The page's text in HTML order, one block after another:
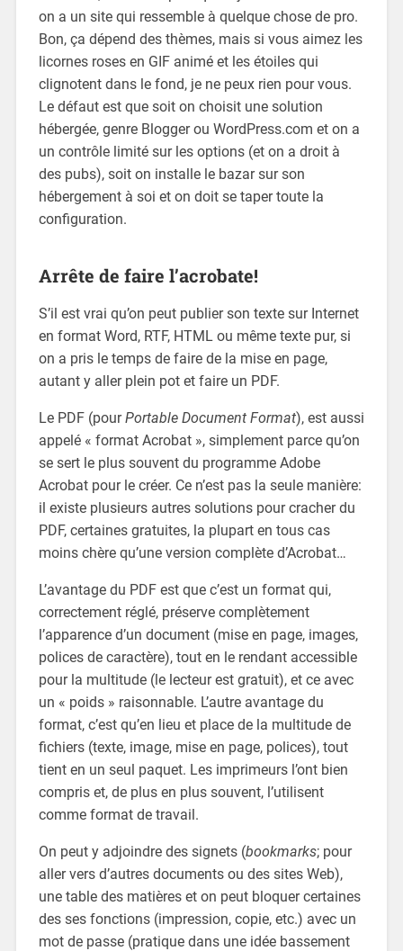
on a un site qui ressemble à quelque chose de pro.
Bon, ça dépend des thèmes, mais si vous aimez les
licornes roses en GIF animé et les étoiles qui
clignotent dans le fond, je ne peux rien pour vous.
Le défaut est que soit on choisit une solution
hébergée, genre Blogger ou WordPress.com et on a
un contrôle limité sur les options (et on a droit à
des pubs), soit on installe le bazar sur son
hébergement à soi et on doit se taper toute la
configuration.
Arrête de faire l’acrobate!
S’il est vrai qu’on peut publier son texte sur Internet
en format Word, RTF, HTML ou même texte pur, si
on a pris le temps de faire de la mise en page,
autant y aller plein pot et faire un PDF.
Le PDF (pourPortable Document Format), est aussi
appelé « format Acrobat », simplement parce qu’on
se sert le plus souvent du programme Adobe
Acrobat pour le créer. Ce n’est pas la seule manière:
il existe plusieurs autres solutions pour cracher du
PDF, certaines gratuites, la plupart en tous cas
moins chère qu’une version complète d’Acrobat…
L’avantage du PDF est que c’est un format qui,
correctement réglé, préserve complètement
l’apparence d’un document (mise en page, images,
polices de caractère), tout en le rendant accessible
pour la multitude (le lecteur est gratuit), et ce avec
un « poids » raisonnable. L’autre avantage du
format, c’est qu’en lieu et place de la multitude de
fichiers (texte, image, mise en page, polices), tout
tient en un seul paquet. Les imprimeurs l’ont bien
compris et, de plus en plus souvent, l’utilisent
comme format de travail.
On peut y adjoindre des signets (bookmarks; pour
aller vers d’autres documents ou des sites Web),
une table des matières et on peut bloquer certaines
des ses fonctions (impression, copie, etc.) avec un
mot de passe (pratique dans une idée bassement